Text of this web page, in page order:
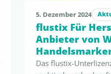
5. Dezember 2024
flustix Für
Anbieter von
Das flustix-